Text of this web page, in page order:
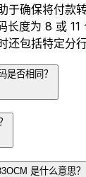
于确保将付款
度为 8 或 11
还包括特定分行
是否相同？
是什么意思？